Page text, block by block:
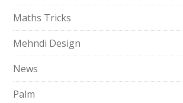
Maths Tricks
Mehndi Design
News
Palm